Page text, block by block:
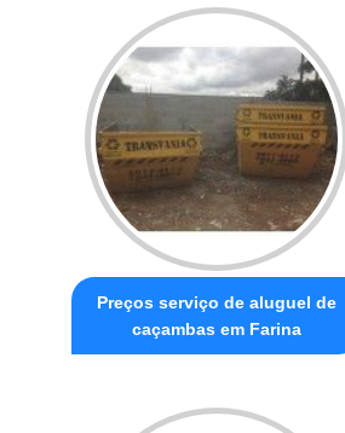
Preços serviço de aluguel de
caçambas em Farina